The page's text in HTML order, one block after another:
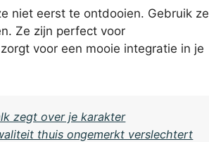
niet eerst te ontdooien. Gebruik ze
Ze zijn perfect voor
voor een mooie integratie in je
zegt over je karakter
thuis ongemerkt verslechtert